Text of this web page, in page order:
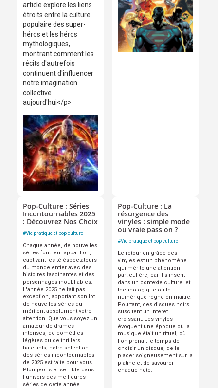
article explore les liens
étroits entre la culture
populaire des super-
héros et les héros
mythologiques,
montrant comment les
récits d'autrefois
continuent d'influencer
notre imagination
collective
aujourd'hui</p>
Pop-Culture : Séries
Incontournables 2025
: Découvrez Nos Choix
#Vie pratique et pop culture
Chaque année, de nouvelles
séries font leur apparition,
captivant les téléspectateurs
du monde entier avec des
histoires fascinantes et des
personnages inoubliables.
L'année 2025 ne fait pas
exception, apportant son lot
de nouvelles séries qui
méritent absolument votre
attention. Que vous soyez un
amateur de drames
intenses, de comédies
légères ou de thrillers
haletants, notre sélection
des séries incontournables
de 2025 est faite pour vous.
Plongeons ensemble dans
l'univers des meilleures
séries de cette année.
Pop-Culture : La
résurgence des
vinyles : simple mode
ou vraie passion ?
#Vie pratique et pop culture
Le retour en grâce des
vinyles est un phénomène
qui mérite une attention
particulière, car il s'inscrit
dans un contexte culturel et
technologique où le
numérique règne en maître.
Pourtant, ces disques noirs
suscitent un intérêt
croissant. Les vinyles
évoquent une époque où la
musique était un rituel, où
l'on prenait le temps de
choisir un disque, de le
placer soigneusement sur la
platine et de savourer
chaque note.